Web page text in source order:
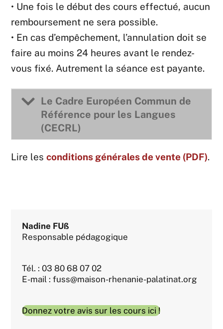
• Une fois le début des cours effectué, aucun
remboursement ne sera possible.
• En cas d’empêchement, l’annulation doit se
faire au moins 24 heures avant le rendez-
vous fixé. Autrement la séance est payante.
Le Cadre Européen Commun de
Référence pour les Langues
(CECRL)
Lire lesconditions générales de vente (PDF).
Nadine FUß
Responsable pédagogique
Tél. : 03 80 68 07 02
E-mail : fuss@maison-rhenanie-palatinat.org
Donnez votre avis sur les cours ici !